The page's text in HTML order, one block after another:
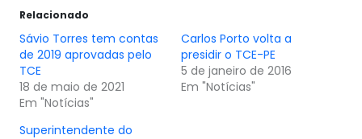
Relacionado
Sávio Torres tem contas
de 2019 aprovadas pelo
TCE
18 de maio de 2021
Em "Notícias"
Carlos Porto volta a
presidir o TCE-PE
5 de janeiro de 2016
Em "Notícias"
Superintendente do